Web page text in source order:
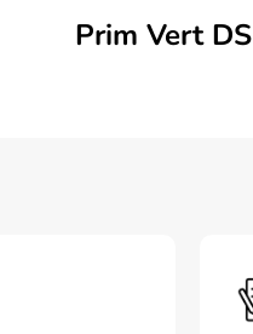
Prim Vert DS